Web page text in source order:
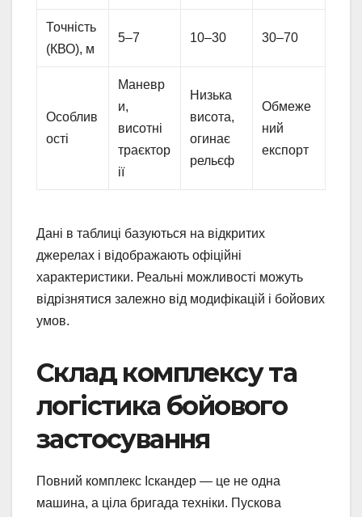
Точність
(КВО), м
5–7 10–30 30–70
Особлив
ості
Маневр
и,
висотні
траєктор
ії
Низька
висота,
огинає
рельєф
Обмеже
ний
експорт
Дані в таблиці базуються на відкритих
джерелах і відображають офіційні
характеристики. Реальні можливості можуть
відрізнятися залежно від модифікацій і бойових
умов.
Склад комплексу та
логістика бойового
застосування
Повний комплекс Іскандер — це не одна
машина, а ціла бригада техніки. Пускова